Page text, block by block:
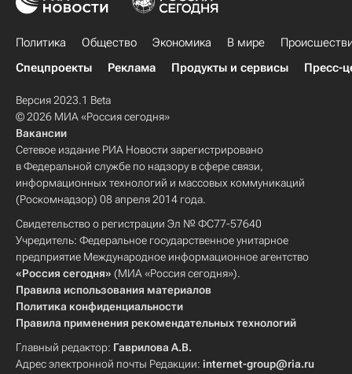
Политика Общество Экономика В мире
Спецпроекты
Реклама Продукты и сервисы Пресс-
Версия 2023.1 Beta
© 2026 МИА «Россия сегодня»
Вакансии
Сетевое издание РИА Новости зарегистрировано
в Федеральной службе по надзору в сфере связи,
информационных технологий и массовых коммуникаций
(Роскомнадзор) 08 апреля 2014 года.
Свидетельство о регистрации Эл № ФС77-57640
Учредитель: Федеральное государственное унитарное
предприятие Международное информационное агентство
«Россия сегодня» (МИА «Россия сегодня»).
Правила использования материалов
Политика конфиденциальности
Правила применения рекомендательных технологий
Главный редактор: Гаврилова А.В.
Адрес электронной почты Редакции: internet-group@ria.ru